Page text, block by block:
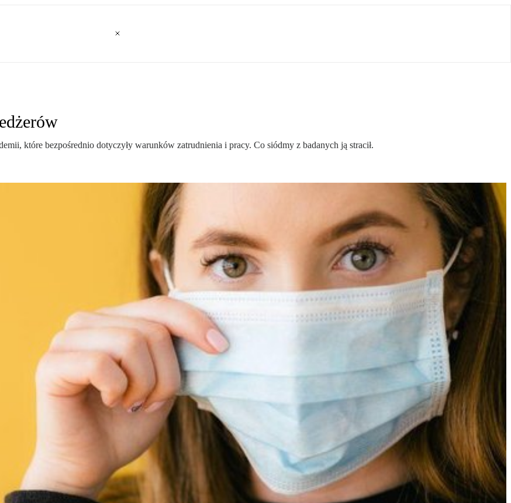
które bezpośrednio dotyczyły warunków zatrudnienia i pracy. Co siódmy z badanych ją stracił.